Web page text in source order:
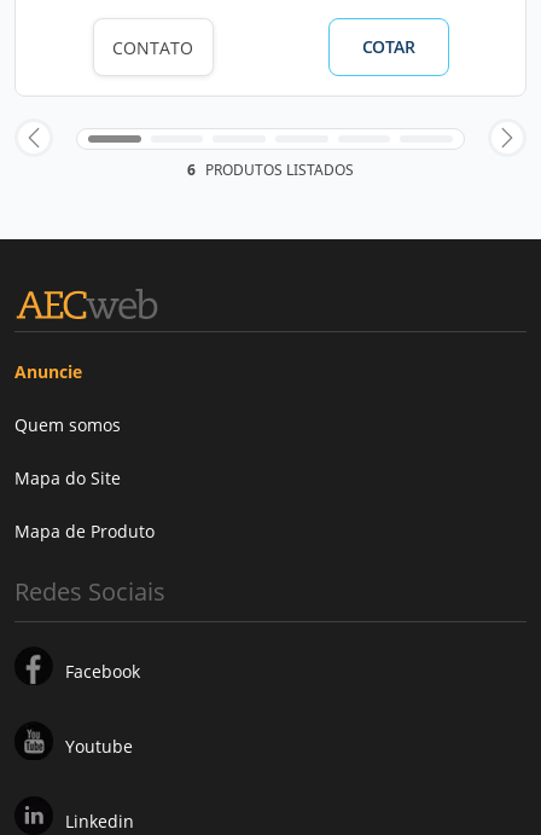
CONTATO COTAR
6 PRODUTOS LISTADOS
Anuncie
Quem somos
Mapa do Site
Mapa de Produto
Redes Sociais
Facebook
Youtube
Linkedin